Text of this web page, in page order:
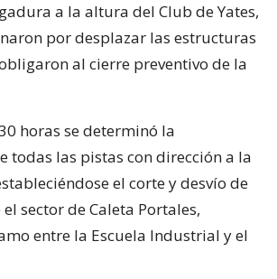
a la altura del Club de Yates,
por desplazar las estructuras
al cierre preventivo de la
horas se determinó la
todas las pistas con dirección a la
el corte y desvío de
sector de Caleta Portales,
entre la Escuela Industrial y el